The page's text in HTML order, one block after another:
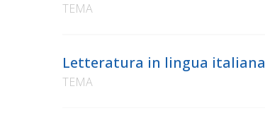
TEMA
Letteratura in lingua italiana
TEMA